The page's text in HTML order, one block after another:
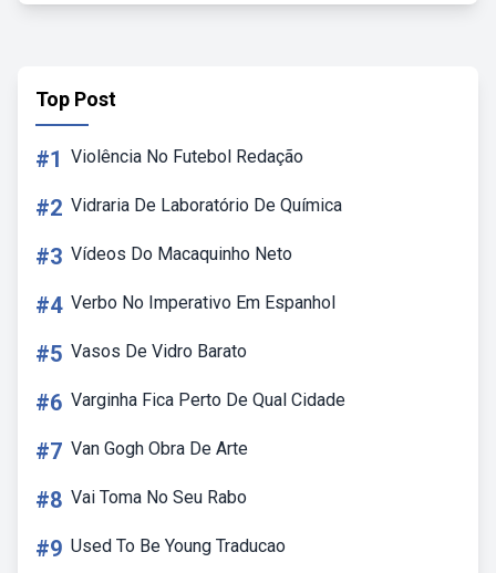
Top Post
#1 Violência No Futebol Redação
#2 Vidraria De Laboratório De Química
#3 Vídeos Do Macaquinho Neto
#4 Verbo No Imperativo Em Espanhol
#5 Vasos De Vidro Barato
#6 Varginha Fica Perto De Qual Cidade
#7 Van Gogh Obra De Arte
#8 Vai Toma No Seu Rabo
#9 Used To Be Young Traducao